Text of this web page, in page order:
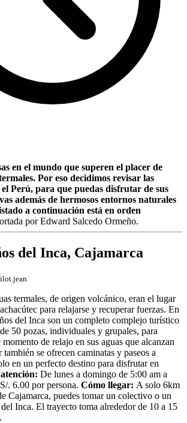
en el mundo que superen el placer de
Por eso decidimos revisar las
Perú, para que puedas disfrutar de sus
además de hermosos entornos naturales
a continuación está en orden
por Edward Salcedo Ormeño.
del Inca, Cajamarca
termales, de origen volcánico, eran el lugar
para relajarse y recuperar fuerzas. En
del Inca son un completo complejo turístico
50 pozas, individuales y grupales, para
de relajo en sus aguas que alcanzan
se ofrecen caminatas y paseos a
en un perfecto destino para disfrutar en
De lunes a domingo de 5:00 am a
S/. 6.00 por persona. Cómo llegar: A solo 6km
Cajamarca, puedes tomar un colectivo o un
Inca. El trayecto toma alrededor de 10 a 15